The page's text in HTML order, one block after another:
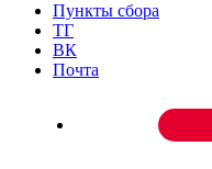
Пункты сбора
ТГ
ВК
Почта